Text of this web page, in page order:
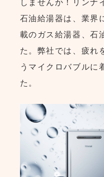
石油給湯器は、業界
載のガス給湯器、石
た。弊社では、疲れ
うマイクロバブルに
た。